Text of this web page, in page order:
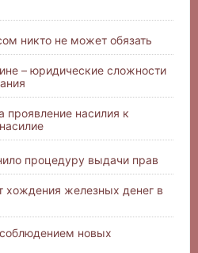
никто не может обязать
– юридические сложности
проявление насилия к
процедуру выдачи прав
хождения железных денег в
новых